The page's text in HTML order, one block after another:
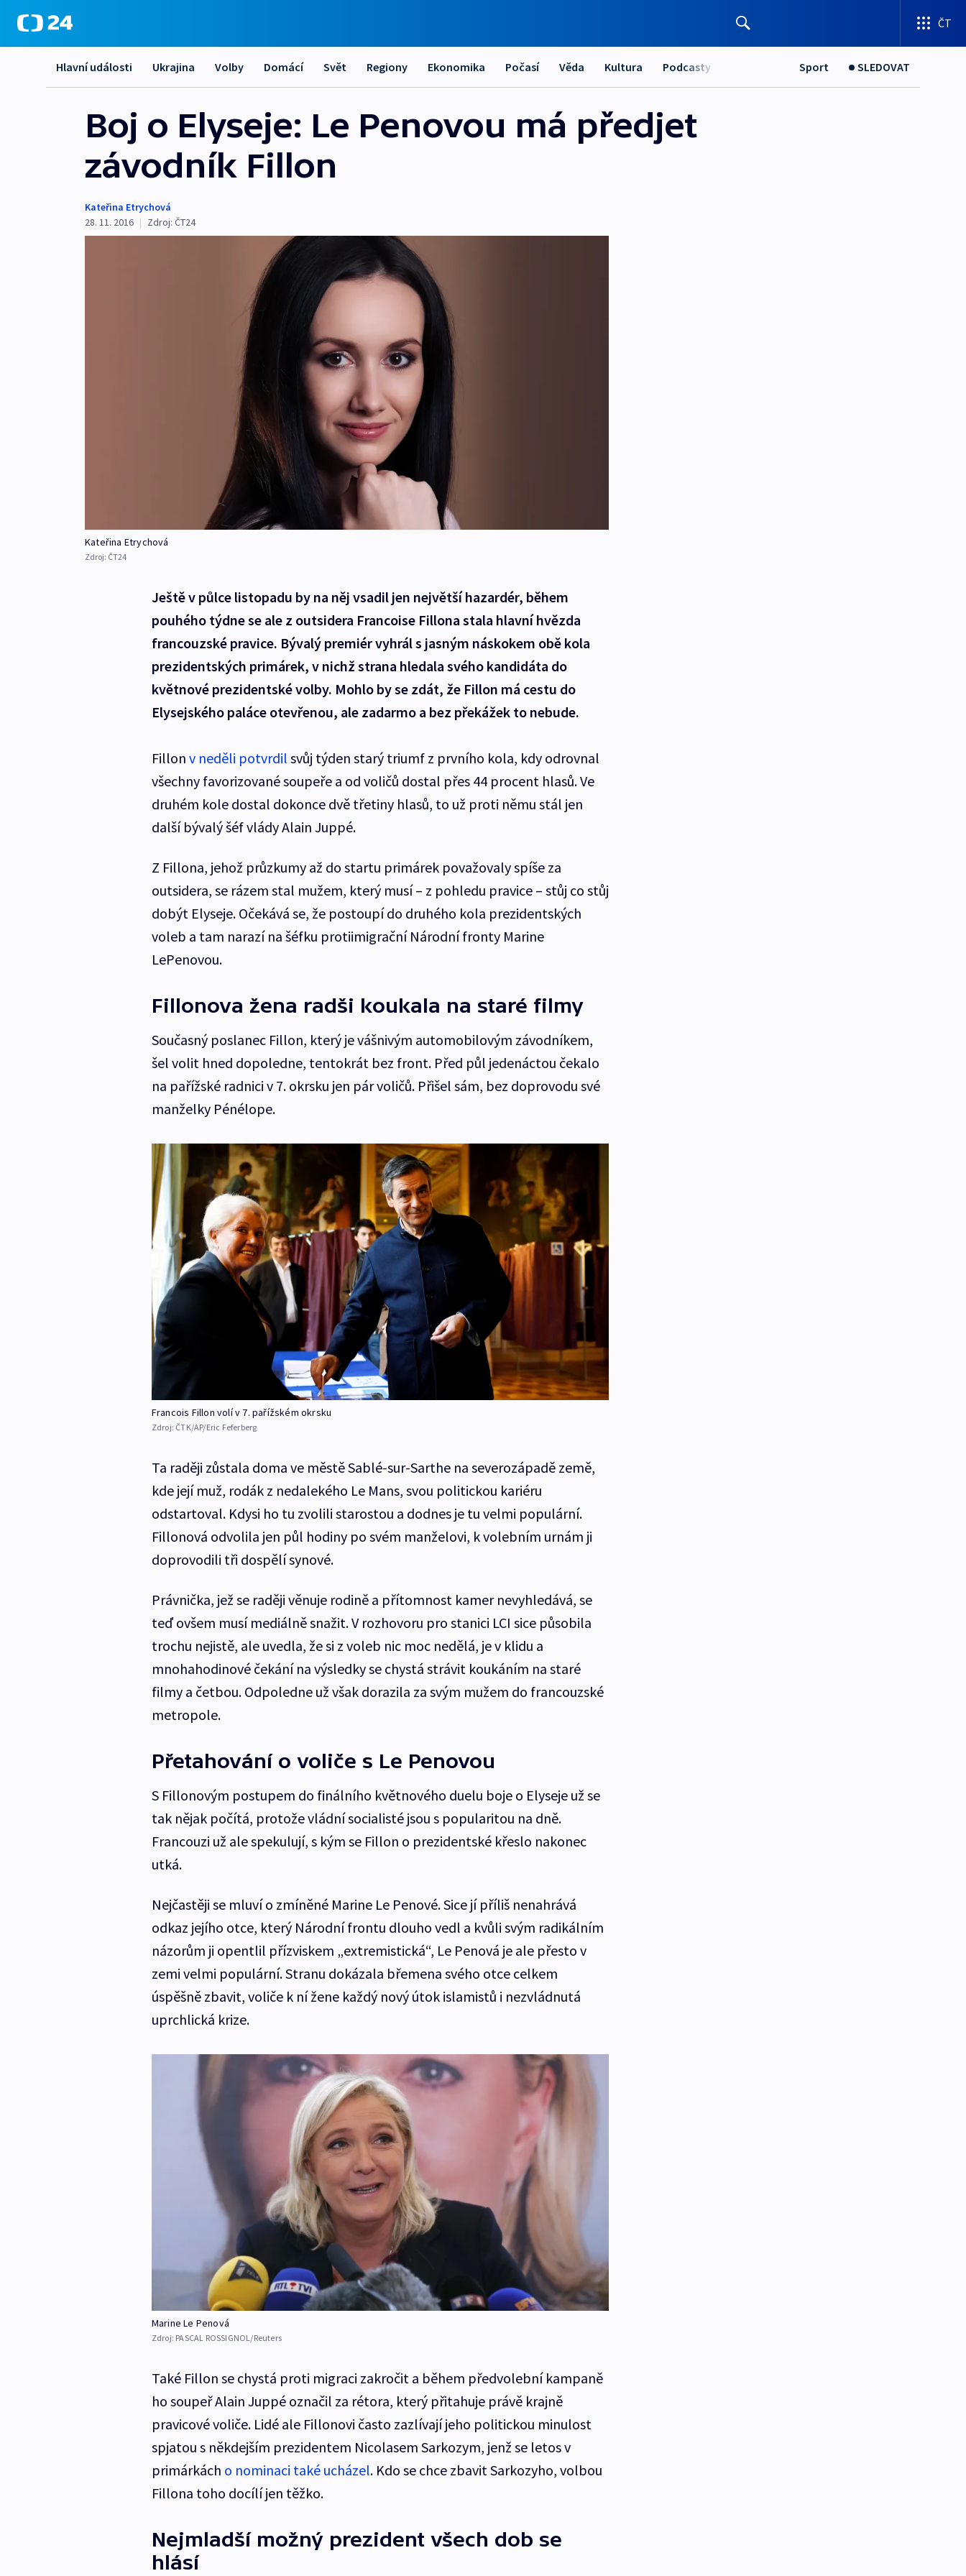
ČT
Hlavní události Ukrajina Volby Domácí Svět Regiony Ekonomika Počasí Věda Kultura Podcasty Sport SLEDOVAT
Boj o Elyseje: Le Penovou má předjet
závodník Fillon
Kateřina Etrychová
28. 11. 2016 | Zdroj: ČT24
Kateřina Etrychová
Zdroj: ČT24
Ještě v půlce listopadu by na něj vsadil jen největší hazardér, během
pouhého týdne se ale z outsidera Francoise Fillona stala hlavní hvězda
francouzské pravice. Bývalý premiér vyhrál s jasným náskokem obě kola
prezidentských primárek, v nichž strana hledala svého kandidáta do
květnové prezidentské volby. Mohlo by se zdát, že Fillon má cestu do
Elysejského paláce otevřenou, ale zadarmo a bez překážek to nebude.
Fillon v neděli potvrdil svůj týden starý triumf z prvního kola, kdy odrovnal
všechny favorizované soupeře a od voličů dostal přes 44 procent hlasů. Ve
druhém kole dostal dokonce dvě třetiny hlasů, to už proti němu stál jen
další bývalý šéf vlády Alain Juppé.
Z Fillona, jehož průzkumy až do startu primárek považovaly spíše za
outsidera, se rázem stal mužem, který musí – z pohledu pravice – stůj co stůj
dobýt Elyseje. Očekává se, že postoupí do druhého kola prezidentských
voleb a tam narazí na šéfku protiimigrační Národní fronty Marine
LePenovou.
Fillonova žena radši koukala na staré filmy
Současný poslanec Fillon, který je vášnivým automobilovým závodníkem,
šel volit hned dopoledne, tentokrát bez front. Před půl jedenáctou čekalo
na pařížské radnici v 7. okrsku jen pár voličů. Přišel sám, bez doprovodu své
manželky Pénélope.
Francois Fillon volí v 7. pařížském okrsku
Zdroj: ČTK/AP/Eric Feferberg
Ta raději zůstala doma ve městě Sablé-sur-Sarthe na severozápadě země,
kde její muž, rodák z nedalekého Le Mans, svou politickou kariéru
odstartoval. Kdysi ho tu zvolili starostou a dodnes je tu velmi populární.
Fillonová odvolila jen půl hodiny po svém manželovi, k volebním urnám ji
doprovodili tři dospělí synové.
Právnička, jež se raději věnuje rodině a přítomnost kamer nevyhledává, se
teď ovšem musí mediálně snažit. V rozhovoru pro stanici LCI sice působila
trochu nejistě, ale uvedla, že si z voleb nic moc nedělá, je v klidu a
mnohahodinové čekání na výsledky se chystá strávit koukáním na staré
filmy a četbou. Odpoledne už však dorazila za svým mužem do francouzské
metropole.
Přetahování o voliče s Le Penovou
S Fillonovým postupem do finálního květnového duelu boje o Elyseje už se
tak nějak počítá, protože vládní socialisté jsou s popularitou na dně.
Francouzi už ale spekulují, s kým se Fillon o prezidentské křeslo nakonec
utká.
Nejčastěji se mluví o zmíněné Marine Le Penové. Sice jí příliš nenahrává
odkaz jejího otce, který Národní frontu dlouho vedl a kvůli svým radikálním
názorům ji opentlil přízviskem „extremistická“, Le Penová je ale přesto v
zemi velmi populární. Stranu dokázala břemena svého otce celkem
úspěšně zbavit, voliče k ní žene každý nový útok islamistů i nezvládnutá
uprchlická krize.
Marine Le Penová
Zdroj: PASCAL ROSSIGNOL/Reuters
Také Fillon se chystá proti migraci zakročit a během předvolební kampaně
ho soupeř Alain Juppé označil za rétora, který přitahuje právě krajně
pravicové voliče. Lidé ale Fillonovi často zazlívají jeho politickou minulost
spjatou s někdejším prezidentem Nicolasem Sarkozym, jenž se letos v
primárkách o nominaci také ucházel. Kdo se chce zbavit Sarkozyho, volbou
Fillona toho docílí jen těžko.
Nejmladší možný prezident všech dob se
hlásí